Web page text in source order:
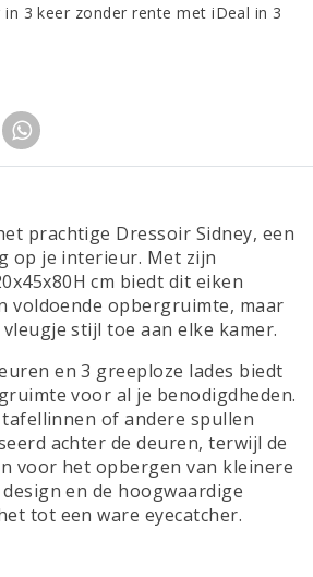
3 keer zonder rente met iDeal in 3
prachtige Dressoir Sidney, een
op je interieur. Met zijn
cm biedt dit eiken
voldoende opbergruimte, maar
stijl toe aan elke kamer.
en 3 greeploze lades biedt
voor al je benodigdheden.
of andere spullen
achter de deuren, terwijl de
voor het opbergen van kleinere
en de hoogwaardige
tot een ware eyecatcher.